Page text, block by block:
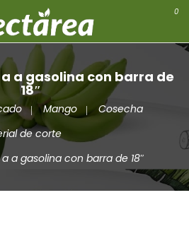
0
a gasolina con barra de
18″
Mango
Cosecha
de corte
a gasolina con barra de 18″